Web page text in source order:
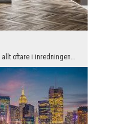
Orient är ett tema som används allt oftare i inredningen. Ingen borde bli förvånad, för tack vare...